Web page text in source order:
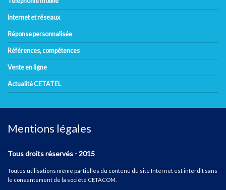
Internet et réseaux
Réponse personnalisée
Références, compétences
Vente en ligne
Actualité CETATEL
Mentions légales
Tous droits réservés - 2015
Toutes utilisations même partielles du contenu du site Internet est interdit sans
le consentement de la société CETACOM.